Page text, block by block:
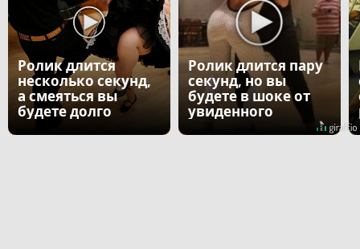
Ролик длится
несколько секунд,
а смеяться вы
будете долго
Ролик длится пару
секунд, но вы
будете в шоке от
увиденного